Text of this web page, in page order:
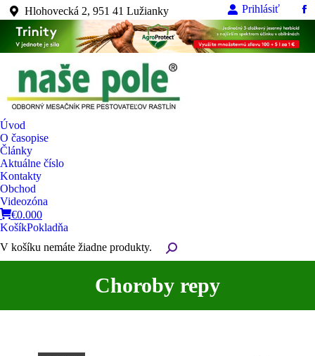
Hlohovecká 2, 951 41 Lužianky
Prihlásiť
Úvod
O časopise
Články
Aktuálne číslo
Kontakty
Obchod
Videozóna
€0.000
KošíkPokladňa
V košíku nemáte žiadne produkty.
Search:
Choroby repy
You are here: